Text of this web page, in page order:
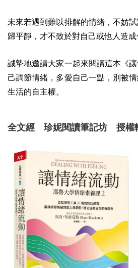
未來若遇到難以排解的情緒，不妨
歸平靜，才不致於對自己或他人造成
誠摯地邀請大家一起來閱讀這本《
己調節情緒，多愛自己一點，別被
生活的自主權。
全文經 珍妮閱讀筆記坊 授權